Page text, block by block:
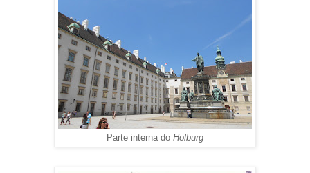
Parte interna do Holburg